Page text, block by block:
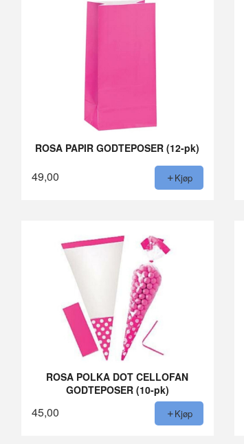
ROSA PAPIR GODTEPOSER (12-pk)
49,00 Kjøp
ROSA POLKA DOT CELLOFAN
GODTEPOSER (10-pk)
45,00 Kjøp